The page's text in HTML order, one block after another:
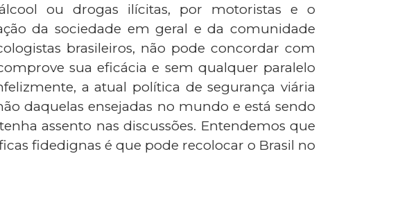
ou drogas ilícitas, por motoristas e o
da sociedade em geral e da comunidade
brasileiros, não pode concordar com
sua eficácia e sem qualquer paralelo
a atual política de segurança viária
daquelas ensejadas no mundo e está sendo
assento nas discussões. Entendemos que
fidedignas é que pode recolocar o Brasil no